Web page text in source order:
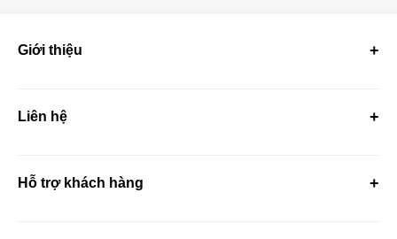
Giới thiệu
Liên hệ
Hỗ trợ khách hàng